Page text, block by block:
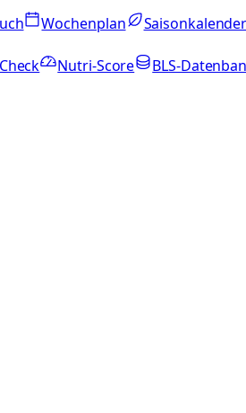
Wochenplan Saisonkalender
Nutri-Score BLS-